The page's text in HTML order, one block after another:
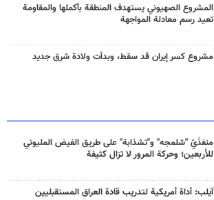
المشروع الصهيوني يستهدف المنطقة بأكملها والمقاومة
تعيد رسم معادلة المواجهة
مشروع كسر إيران قد سقط، وبدأت ولادة شرق جديد
منفذَيّ "شلمجه" و"تشذابة" على طريق الفيض المليوني
للأربعين؛ وحركة المرور لا تزال كثيفة
آيلب: أداة أمريكية لتدريب قادة العراق المستقبليين